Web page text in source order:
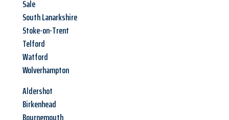
Sale
South Lanarkshire
Stoke-on-Trent
Telford
Watford
Wolverhampton
Aldershot
Birkenhead